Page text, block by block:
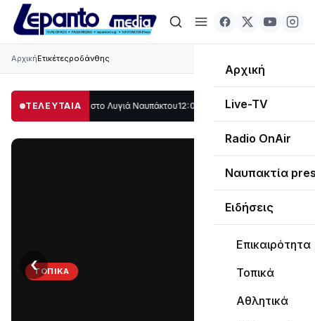
Αρχική
Live-TV
Radio OnAir
Ναυπακτία
Ειδήσεις
Επικαιρότητα
Τοπικά
Αθλητικά
ΑρχικήΕτικέτεςροδάνθης
ΤΕΛΕΥΤΑΙΑ
στο Λυγιά Ναυπάκτου12:08 Σε τροχιά υλοποίησης η Παράκαμψη
ΤΟΠΙΚΆ
‹